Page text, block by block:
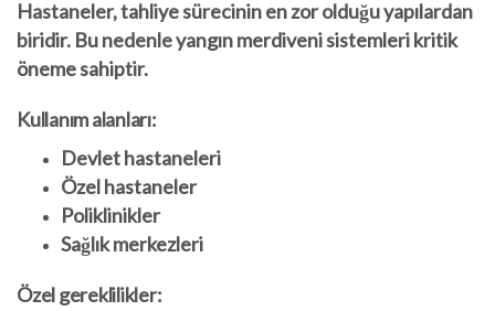
Hastaneler, tahliye sürecinin en zor olduğu yapılardan
biridir. Bu nedenle yangın merdiveni sistemleri kritik
öneme sahiptir.
Kullanım alanları:
Devlet hastaneleri
Özel hastaneler
Poliklinikler
Sağlık merkezleri
Özel gereklilikler: